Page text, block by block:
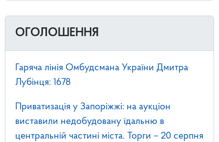
ОГОЛОШЕННЯ
Гаряча лінія Омбудсмана України Дмитра
Лубінця: 1678
Приватизація у Запоріжжі: на аукціон
виставили недобудовану їдальню в
центральній частині міста. Торги – 20 серпня